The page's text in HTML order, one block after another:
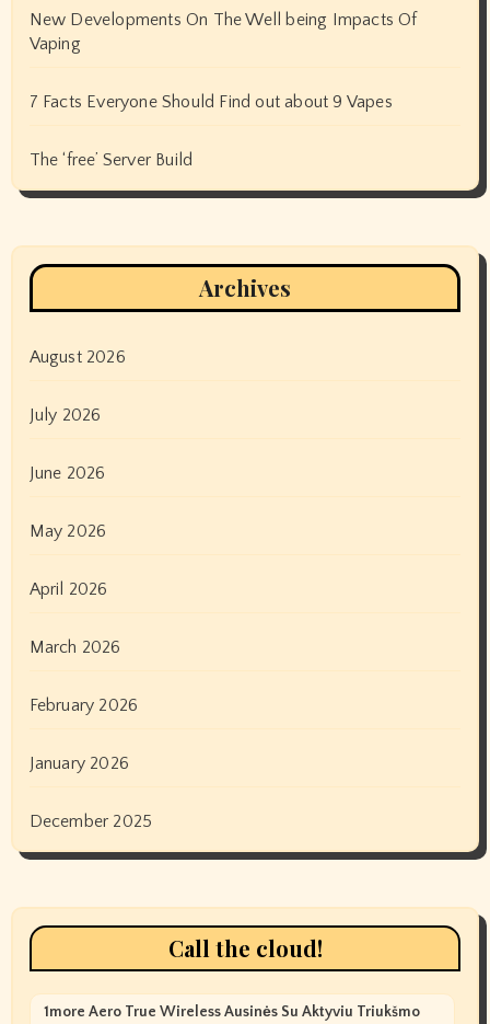
New Developments On The Well being Impacts Of
Vaping
7 Facts Everyone Should Find out about 9 Vapes
The ‘free’ Server Build
Archives
August 2026
July 2026
June 2026
May 2026
April 2026
March 2026
February 2026
January 2026
December 2025
Call the cloud!
1more Aero True Wireless Ausinės Su Aktyviu Triukšmo